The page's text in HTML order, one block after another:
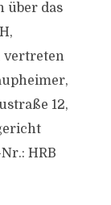
über das
vertreten
12,
HRB